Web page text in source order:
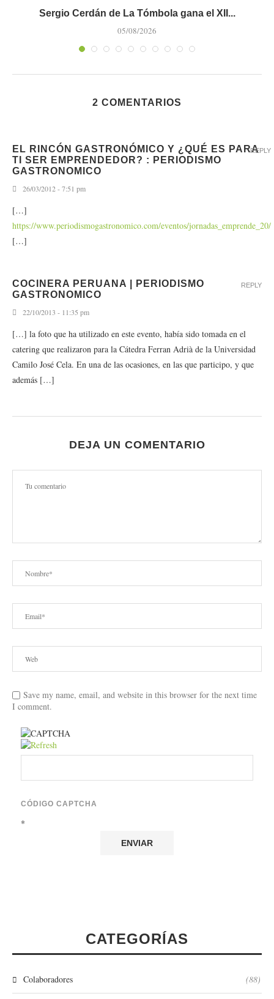
Sergio Cerdán de La Tómbola gana el XII...
05/08/2026
2 COMENTARIOS
EL RINCÓN GASTRONÓMICO Y ¿QUÉ ES PARA
TI SER EMPRENDEDOR? : PERIODISMO
GASTRONOMICO
26/03/2012 - 7:51 pm
[…]
https://www.periodismogastronomico.com/eventos/jornadas_emprende_20/
[…]
REPLY
COCINERA PERUANA | PERIODISMO
GASTRONOMICO
22/10/2013 - 11:35 pm
[…] la foto que ha utilizado en este evento, había sido tomada en el
catering que realizaron para la Cátedra Ferran Adrià de la Universidad
Camilo José Cela. En una de las ocasiones, en las que participo, y que
además […]
REPLY
DEJA UN COMENTARIO
Save my name, email, and website in this browser for the next time
I comment.
CÓDIGO CAPTCHA
*
CATEGORÍAS
Colaboradores (88)